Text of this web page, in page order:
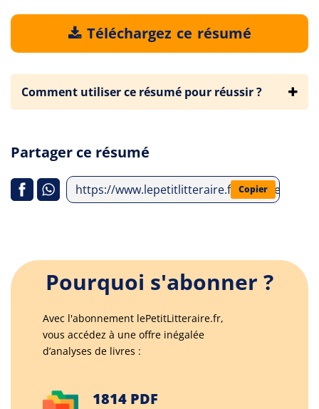
Téléchargez ce résumé
Comment utiliser ce résumé pour réussir ?
Partager ce résumé
https://www.lepetitlitteraire.fr/analyses-
Copier
Pourquoi s'abonner ?
Avec l'abonnement lePetitLitteraire.fr,
vous accédez à une offre inégalée
d’analyses de livres :
1814 PDF